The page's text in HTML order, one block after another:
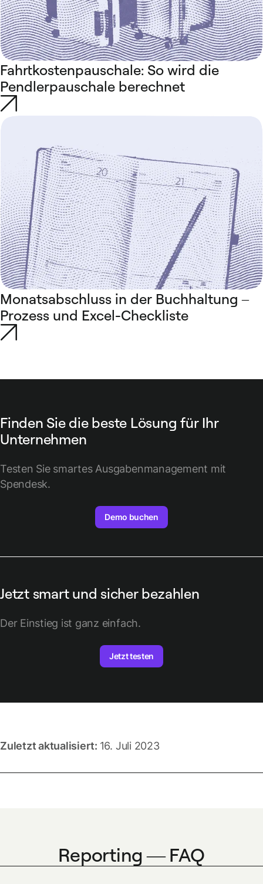
Fahrtkostenpauschale: So wird die
Pendlerpauschale berechnet
Monatsabschluss in der Buchhaltung –
Prozess und Excel-Checkliste
Finden Sie die beste Lösung für Ihr
Unternehmen
Testen Sie smartes Ausgabenmanagement mit
Spendesk.
Demo buchen
Jetzt smart und sicher bezahlen
Der Einstieg ist ganz einfach.
Jetzt testen
Zuletzt aktualisiert: 16. Juli 2023
Reporting — FAQ